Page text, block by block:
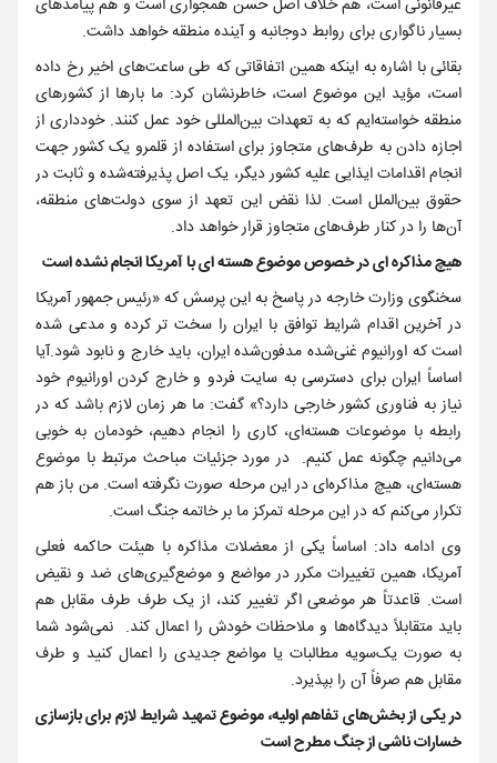
غیرقانونی است، هم خلاف اصل حسن همجواری است و هم پیامدهای
بسیار ناگواری برای روابط دوجانبه و آینده منطقه خواهد داشت.
بقائی با اشاره به اینکه همین اتفاقاتی که طی ساعت‌های اخیر رخ داده
است، مؤید این موضوع است، خاطرنشان کرد: ما بارها از کشورهای
منطقه خواسته‌ایم که به تعهدات بین‌المللی خود عمل کنند. خودداری از
اجازه دادن به طرف‌های متجاوز برای استفاده از قلمرو یک کشور جهت
انجام اقدامات ایذایی علیه کشور دیگر، یک اصل پذیرفته‌شده و ثابت در
حقوق بین‌الملل است. لذا نقض این تعهد از سوی دولت‌های منطقه،
آن‌ها را در کنار طرف‌های متجاوز قرار خواهد داد.
هیچ مذاکره ای در خصوص موضوع هسته ای با آمریکا انجام نشده است
سخنگوی وزارت خارجه در پاسخ به این پرسش که «رئیس جمهور آمریکا
در آخرین اقدام شرایط توافق با ایران را سخت تر کرده و مدعی شده
است که اورانیوم غنی‌شده مدفون‌شده ایران، باید خارج و نابود شود.آیا
اساساً ایران برای دسترسی به سایت فردو و خارج کردن اورانیوم خود
نیاز به فناوری کشور خارجی دارد؟» گفت: ما هر زمان لازم باشد که در
رابطه با موضوعات هسته‌ای، کاری را انجام دهیم، خودمان به خوبی
می‌دانیم چگونه عمل کنیم. در مورد جزئیات مباحث مرتبط با موضوع
هسته‌ای، هیچ مذاکره‌ای در این مرحله صورت نگرفته است. من باز هم
تکرار می‌کنم که در این مرحله تمرکز ما بر خاتمه جنگ است.
وی ادامه داد: اساساً یکی از معضلات مذاکره با هیئت حاکمه فعلی
آمریکا، همین تغییرات مکرر در مواضع و موضع‌گیری‌های ضد و نقیض
است. قاعدتاً هر موضعی اگر تغییر کند، از یک طرف طرف مقابل هم
باید متقابلاً دیدگاه‌ها و ملاحظات خودش را اعمال کند. نمی‌شود شما
به صورت یک‌سویه مطالبات یا مواضع جدیدی را اعمال کنید و طرف
مقابل هم صرفاً آن را بپذیرد.
در یکی از بخش‌های تفاهم اولیه، موضوع تمهید شرایط لازم برای بازسازی
خسارات ناشی از جنگ مطرح است